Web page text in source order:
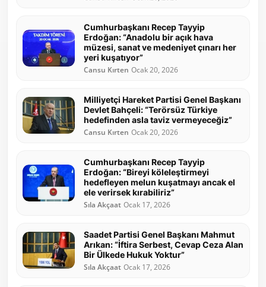
Cumhurbaşkanı Recep Tayyip
Erdoğan: “Anadolu bir açık hava
müzesi, sanat ve medeniyet çınarı her
yeri kuşatıyor”
Cansu Kırten Ocak 20, 2026
Milliyetçi Hareket Partisi Genel Başkanı
Devlet Bahçeli: “Terörsüz Türkiye
hedefinden asla taviz vermeyeceğiz”
Cansu Kırten Ocak 20, 2026
Cumhurbaşkanı Recep Tayyip
Erdoğan: “Bireyi köleleştirmeyi
hedefleyen melun kuşatmayı ancak el
ele verirsek kırabiliriz”
Sıla Akçaat Ocak 17, 2026
Saadet Partisi Genel Başkanı Mahmut
Arıkan: “İftira Serbest, Cevap Ceza Alan
Bir Ülkede Hukuk Yoktur”
Sıla Akçaat Ocak 17, 2026